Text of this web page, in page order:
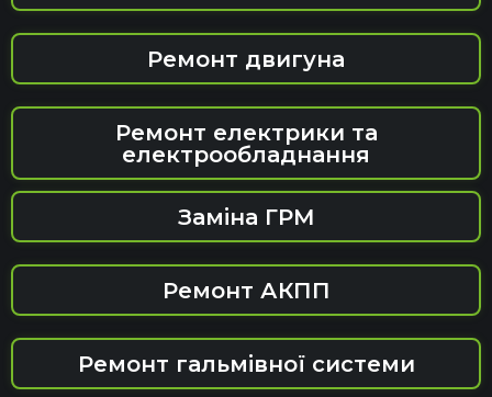
Ремонт двигуна
Ремонт електрики та
електрообладнання
Заміна ГРМ
Ремонт АКПП
Ремонт гальмівної системи